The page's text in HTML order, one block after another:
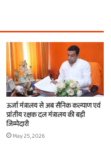
ऊर्जा मंत्रालय से अब सैनिक कल्याण एवं
प्रांतीय रक्षक दल मंत्रालय की बड़ी
जिम्मेदारी
May 25, 2026